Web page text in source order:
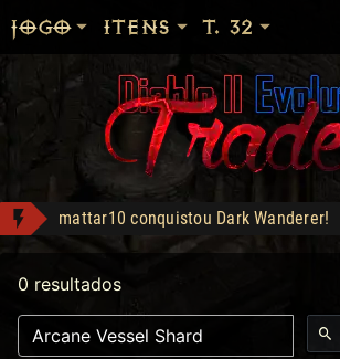
mattar10 conquistou Dark Wanderer!
EGC1 conquistou Dark Wanderer!
Apolomito conquistou Vice Baal Speed!
Shop: "Hire do Ato 5."
Headhunter - Compra: 120
JOGO ITENS T. 32
0 resultados